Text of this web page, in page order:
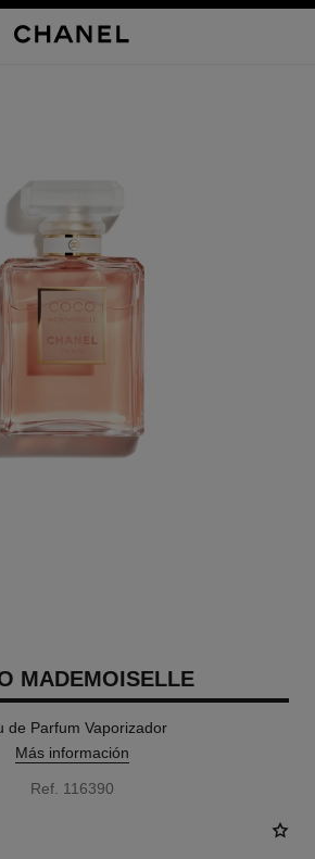
MADEMOISELLE
de Parfum Vaporizador
Más información
Ref. 116390